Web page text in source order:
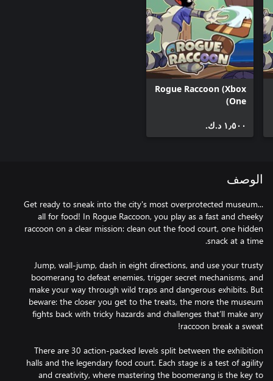
Rogue Raccoon (Xbox
One)
١٫٥٠٠ د.ك.‏
الوصف
Get ready to sneak into the city's most overprotected museum...
all for food! In Rogue Raccoon, you play as a fast and cheeky
raccoon on a clear mission: clean out the food court, one hidden
Jump, wall-jump, dash in eight directions, and use your trusty
boomerang to defeat enemies, trigger secret mechanisms, and
make your way through wild traps and dangerous exhibits. But
beware: the closer you get to the treats, the more the museum
fights back with tricky hazards and challenges that’ll make any
There are 30 action-packed levels split between the exhibition
halls and the legendary food court. Each stage is a test of agility
and creativity, where mastering the boomerang is the key to